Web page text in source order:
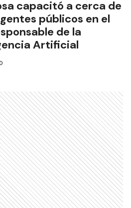
capacitó a cerca de
públicos en el
de la
Artificial